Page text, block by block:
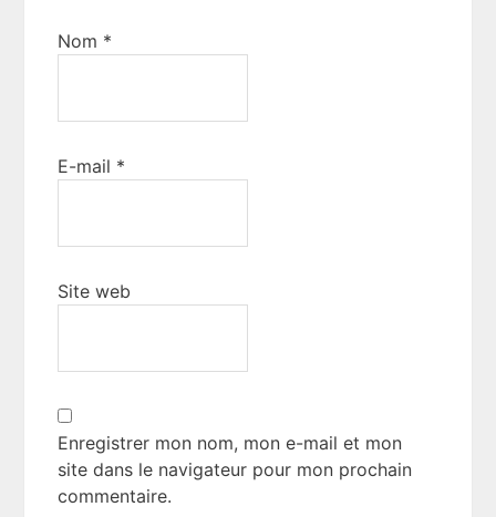
Nom *
E-mail *
Site web
Enregistrer mon nom, mon e-mail et mon
site dans le navigateur pour mon prochain
commentaire.